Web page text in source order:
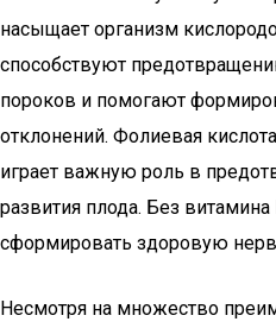
насыщает организм
способствуют
пороков и помогают
отклонений. Фолиевая
играет важную роль в
развития плода. Без
сформировать здоровую
Несмотря на множество